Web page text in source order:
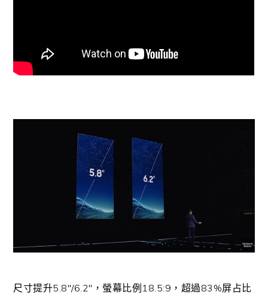
尺寸提升5.8″/6.2″，螢幕比例18.5:9，超過83%屏占比